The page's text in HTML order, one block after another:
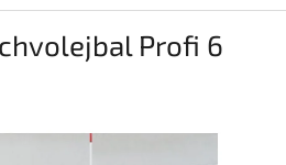
Profi 6